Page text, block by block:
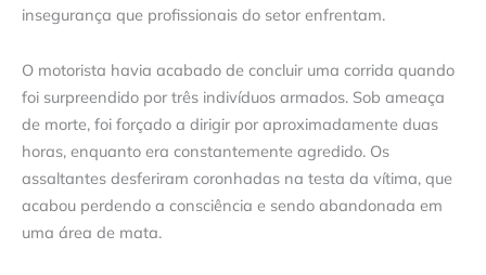
insegurança que profissionais do setor enfrentam.
O motorista havia acabado de concluir uma corrida quando
foi surpreendido por três indivíduos armados. Sob ameaça
de morte, foi forçado a dirigir por aproximadamente duas
horas, enquanto era constantemente agredido. Os
assaltantes desferiram coronhadas na testa da vítima, que
acabou perdendo a consciência e sendo abandonada em
uma área de mata.